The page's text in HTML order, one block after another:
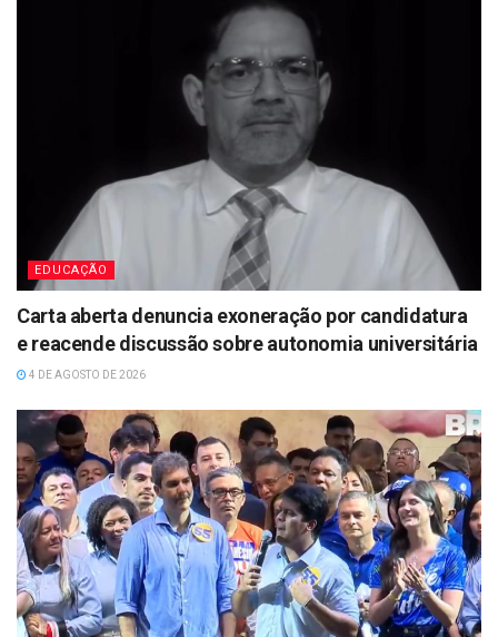
EDUCAÇÃO
Carta aberta denuncia exoneração por candidatura
e reacende discussão sobre autonomia universitária
4 DE AGOSTO DE 2026